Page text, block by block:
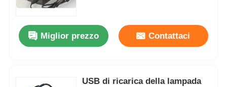
Miglior prezzo Contattaci
USB di ricarica della lampada